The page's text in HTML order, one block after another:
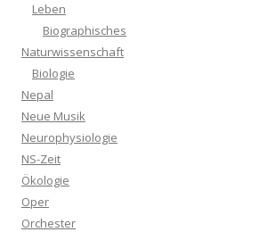
Leben
Biographisches
Naturwissenschaft
Biologie
Nepal
Neue Musik
Neurophysiologie
NS-Zeit
Ökologie
Oper
Orchester